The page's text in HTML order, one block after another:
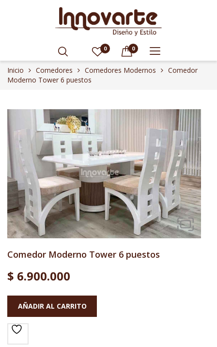
0 0
Inicio Comedores Comedores Modernos
Comedor
Moderno Tower 6 puestos
Comedor Moderno Tower 6 puestos
$ 6.900.000
AÑADIR AL CARRITO